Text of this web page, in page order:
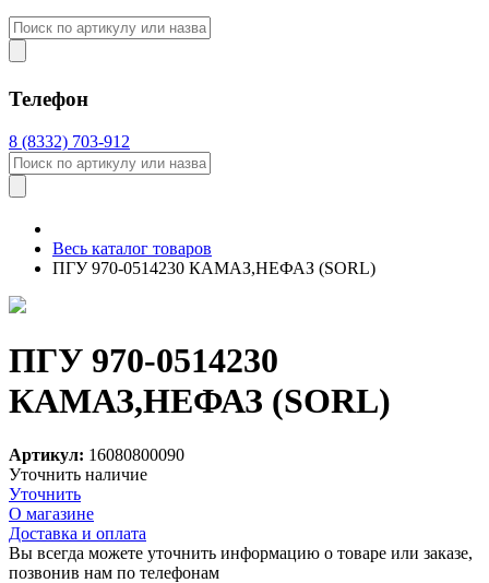
Телефон
8 (8332) 703-912
Весь каталог товаров
ПГУ 970-0514230 КАМАЗ,НЕФАЗ (SORL)
ПГУ 970-0514230
КАМАЗ,НЕФАЗ (SORL)
Артикул: 16080800090
Уточнить наличие
Уточнить
О магазине
Доставка и оплата
Вы всегда можете уточнить информацию о товаре или заказе,
позвонив нам по телефонам